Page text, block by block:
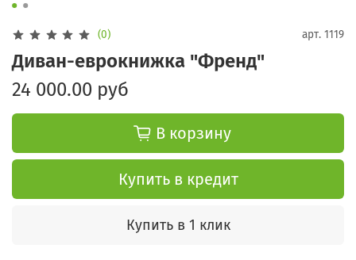
(0) арт. 1119
Диван-еврокнижка "Френд"
24 000.00 руб
В корзину
Купить в кредит
Купить в 1 клик